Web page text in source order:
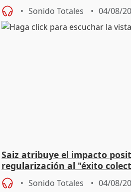
Sonido Totales 04/08/
Saiz atribuye el impacto
regularización al "éxito
Sonido Totales 04/08/